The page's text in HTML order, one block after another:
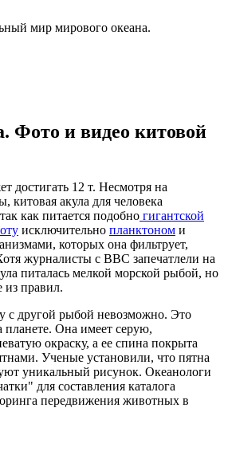
мир мирового океана.
Фото и видео китовой
достигать 12 т. Несмотря на
китовая акула для человека
как питается подобно гигантской
исключительно планктоном и
которых она фильтрует,
журналисты с BBC запечатлели на
питалась мелкой морской рыбой, но
из правил.
с другой рыбой невозможно. Это
планете. Она имеет серую,
окраску, а ее спина покрыта
Ученые установили, что пятна
уникальный рисунок. Океанологи
для составления каталога
передвижения животных в